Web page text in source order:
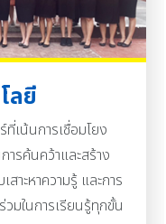
ลยี
เน้นการเชื่อมโยง
ารค้นคว้าและสร้าง
สาะหาความรู้ และการ
มในการเรียนรู้ทุกขั้น